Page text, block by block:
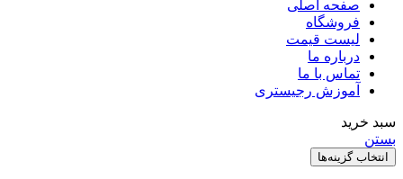
صفحه اصلی
فروشگاه
لیست قیمت
درباره ما
تماس با ما
آموزش رجیستری
سبد خرید
بستن
انتخاب گزینه‌ها